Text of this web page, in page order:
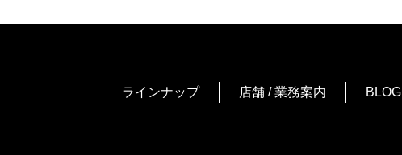
ラインナップ 店舗 / 業務案内 BLOG